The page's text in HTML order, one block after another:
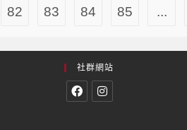
82 83 84 85 ...
社群網站